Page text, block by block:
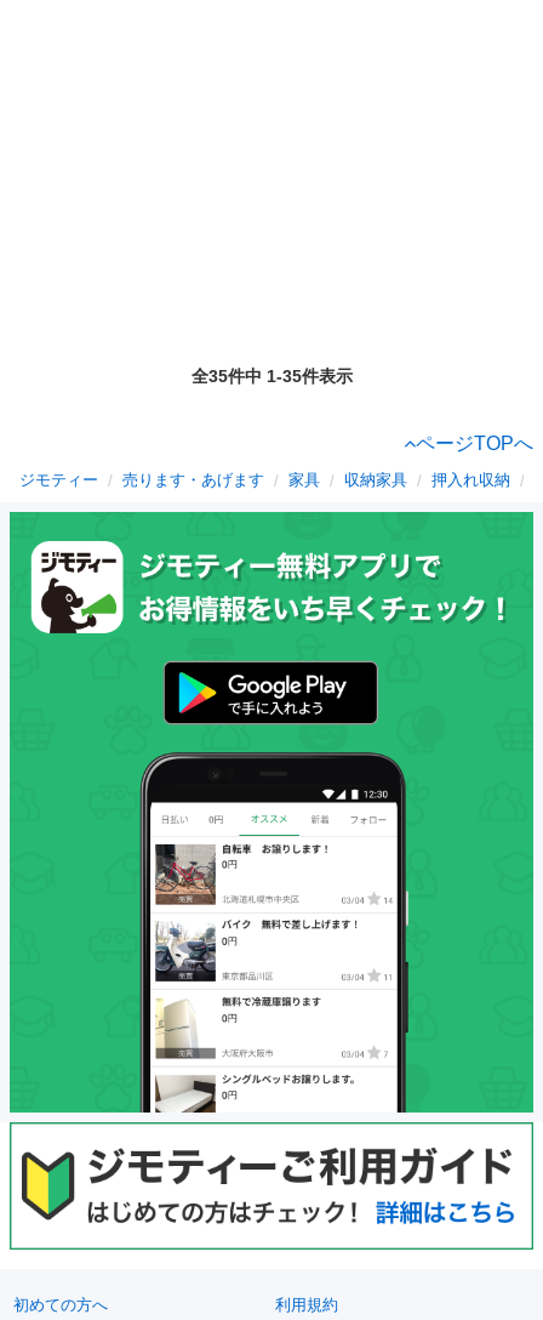
全35件中 1-35件表示
ページTOPへ
ジモティー 売ります・あげます 家具 収納家具 押入れ収納
初めての方へ 利用規約